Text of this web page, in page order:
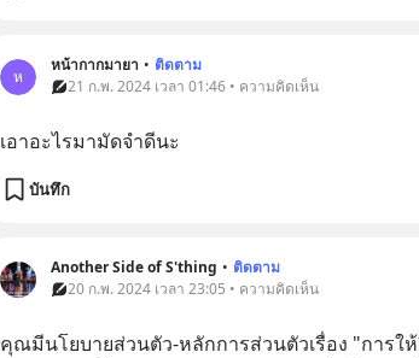
ห
หน้ากากมายา • ติดตาม
21 ก.พ. 2024 เวลา 01:46 • ความคิดเห็น
เอาอะไรมามัดจำดีนะ
บันทึก
Another Side of S'thing • ติดตาม
20 ก.พ. 2024 เวลา 23:05 • ความคิดเห็น
คุณมีนโยบายส่วนตัว-หลักการส่วนตัวเรื่อง "การให้